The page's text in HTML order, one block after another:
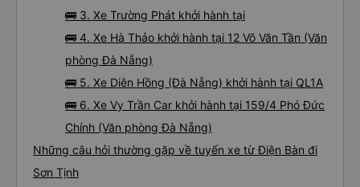
🚌 3. Xe Trường Phát khởi hành tại
🚌 4. Xe Hà Thảo khởi hành tại 12 Võ Văn Tần (Văn
phòng Đà Nẵng)
🚌 5. Xe Diên Hồng (Đà Nẵng) khởi hành tại QL1A
🚌 6. Xe Vy Trần Car khởi hành tại 159/4 Phó Đức
Chính (Văn phòng Đà Nẵng)
Những câu hỏi thường gặp về tuyến xe từ Điện Bàn đi
Sơn Tịnh